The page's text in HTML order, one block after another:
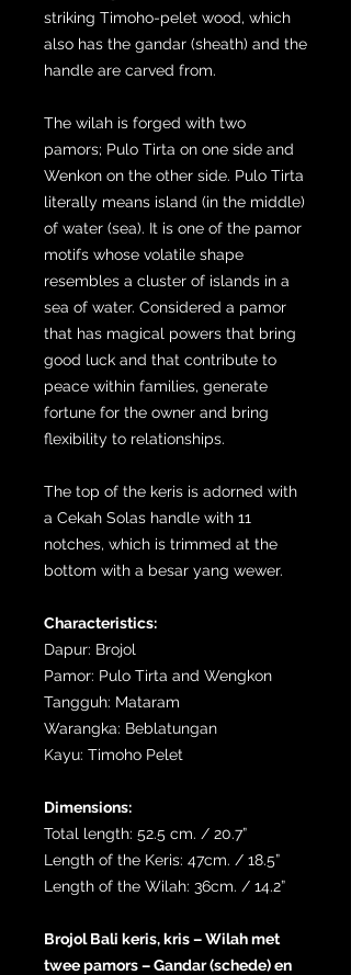
striking Timoho-pelet wood, which
also has the gandar (sheath) and the
handle are carved from.
The wilah is forged with two
pamors; Pulo Tirta on one side and
Wenkon on the other side. Pulo Tirta
literally means island (in the middle)
of water (sea). It is one of the pamor
motifs whose volatile shape
resembles a cluster of islands in a
sea of ​​water. Considered a pamor
that has magical powers that bring
good luck and that contribute to
peace within families, generate
fortune for the owner and bring
flexibility to relationships.
The top of the keris is adorned with
a Cekah Solas handle with 11
notches, which is trimmed at the
bottom with a besar yang wewer.
Characteristics:
Dapur: Brojol
Pamor: Pulo Tirta and Wengkon
Tangguh: Mataram
Warangka: Beblatungan
Kayu: Timoho Pelet
Dimensions:
Total length: 52.5 cm. / 20.7”
Length of the Keris: 47cm. / 18.5”
Length of the Wilah: 36cm. / 14.2”
Brojol Bali keris, kris – Wilah met
twee pamors – Gandar (schede) en